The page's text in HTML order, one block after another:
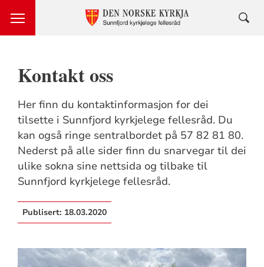
Kontakt oss
Her finn du kontaktinformasjon for dei
tilsette i Sunnfjord kyrkjelege fellesråd. Du
kan også ringe sentralbordet på 57 82 81 80.
Nederst på alle sider finn du snarvegar til dei
ulike sokna sine nettsida og tilbake til
Sunnfjord kyrkjelege fellesråd.
Publisert: 18.03.2020